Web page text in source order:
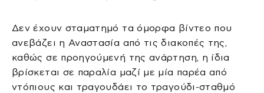
Δεν έχουν σταματημό τα όμορφα βίντεο που
ανεβάζει η Αναστασία από τις διακοπές της,
καθώς σε προηγούμενή της ανάρτηση, η ίδια
βρίσκεται σε παραλία μαζί με μία παρέα από
ντόπιους και τραγουδάει το τραγούδι-σταθμό